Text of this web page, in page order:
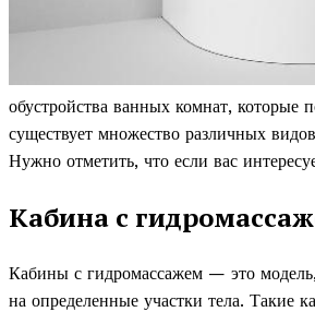
обустройства ванных комнат, которые
существует множество различных
Нужно отметить, что если вас
Кабина с
Кабины с гидромассажем — это
на определенные участки тела. Такие